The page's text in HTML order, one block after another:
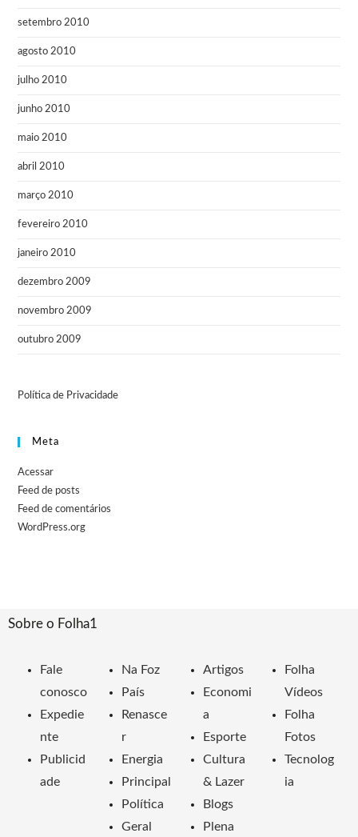
setembro 2010
agosto 2010
julho 2010
junho 2010
maio 2010
abril 2010
março 2010
fevereiro 2010
janeiro 2010
dezembro 2009
novembro 2009
outubro 2009
Política de Privacidade
Meta
Acessar
Feed de posts
Feed de comentários
WordPress.org
Sobre o Folha1
Fale
conosco
Expedie
nte
Publicid
ade
Na Foz
País
Renasce
r
Energia
Principal
Política
Geral
Artigos
Economi
a
Esporte
Cultura
& Lazer
Blogs
Plena
Folha
Vídeos
Folha
Fotos
Tecnolog
ia